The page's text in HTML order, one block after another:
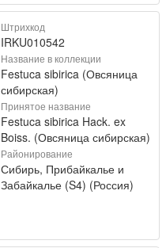
Штрихкод
IRKU010542
Название в коллекции
Festuca sibirica (Овсяница
сибирская)
Принятое название
Festuca sibirica Hack. ex
Boiss. (Овсяница сибирская)
Районирование
Сибирь, Прибайкалье и
Забайкалье (S4) (Россия)